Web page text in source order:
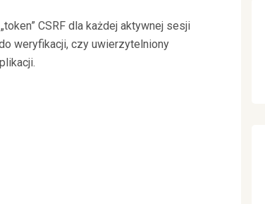
CSRF dla każdej aktywnej sesji
weryfikacji, czy uwierzytelniony